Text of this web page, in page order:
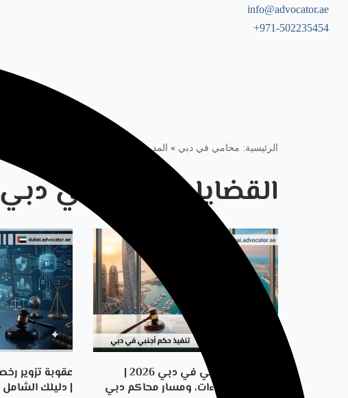
info@advocator.ae
971-502235454+
الرئيسية: محامي في دبي » المدونة
القضايا الجنائية في دبي
تنفيذ حكم أجنبي في دبي 2026 |
الشروط، الإجراءات، ومسار محاكم دبي
| دليلك الشامل